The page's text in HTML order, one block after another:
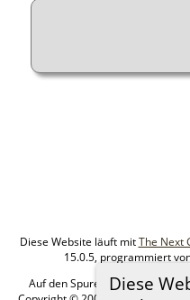
Diese
Diese Website läuft mitThe Next
15.0.5, programmiert
Auf den Spuren meiner Ahnen